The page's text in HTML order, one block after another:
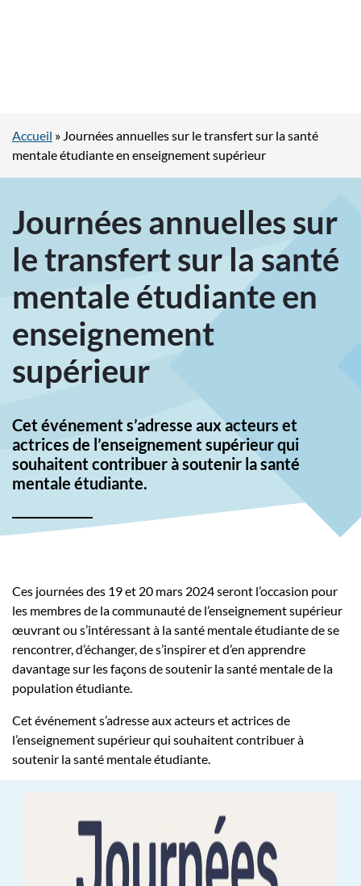
Accueil » Journées annuelles sur le transfert sur la santé
mentale étudiante en enseignement supérieur
Journées annuelles sur
le transfert sur la santé
mentale étudiante en
enseignement
supérieur
Cet événement s’adresse aux acteurs et
actrices de l’enseignement supérieur qui
souhaitent contribuer à soutenir la santé
mentale étudiante.
Ces journées des 19 et 20 mars 2024 seront l’occasion pour
les membres de la communauté de l’enseignement supérieur
œuvrant ou s’intéressant à la santé mentale étudiante de se
rencontrer, d’échanger, de s’inspirer et d’en apprendre
davantage sur les façons de soutenir la santé mentale de la
population étudiante.
Cet événement s’adresse aux acteurs et actrices de
l’enseignement supérieur qui souhaitent contribuer à
soutenir la santé mentale étudiante.